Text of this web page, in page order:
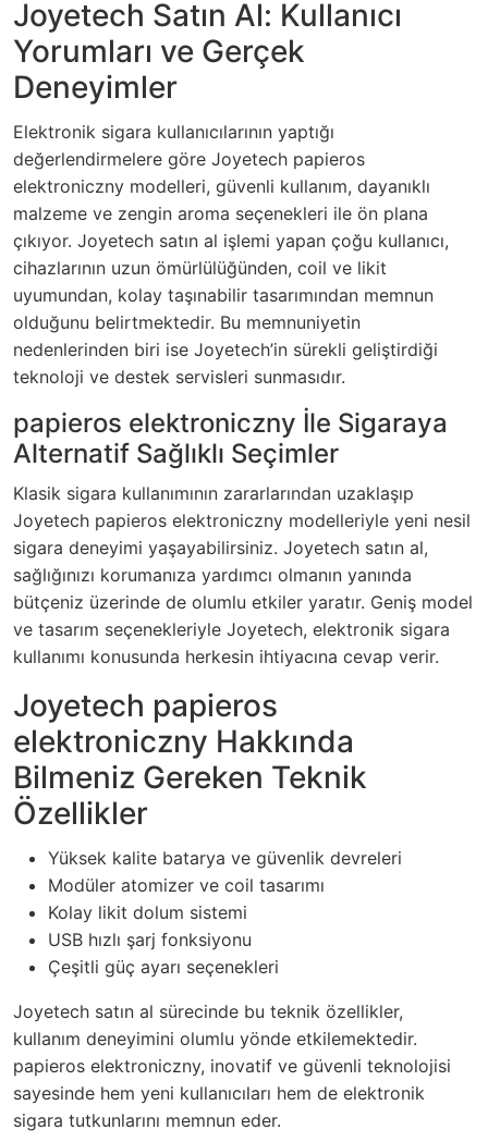
Joyetech Satın Al: Kullanıcı
Yorumları ve Gerçek
Deneyimler
Elektronik sigara kullanıcılarının yaptığı
değerlendirmelere göre Joyetech papieros
elektroniczny modelleri, güvenli kullanım, dayanıklı
malzeme ve zengin aroma seçenekleri ile ön plana
çıkıyor. Joyetech satın al işlemi yapan çoğu kullanıcı,
cihazlarının uzun ömürlülüğünden, coil ve likit
uyumundan, kolay taşınabilir tasarımından memnun
olduğunu belirtmektedir. Bu memnuniyetin
nedenlerinden biri ise Joyetech’in sürekli geliştirdiği
teknoloji ve destek servisleri sunmasıdır.
papieros elektroniczny İle Sigaraya
Alternatif Sağlıklı Seçimler
Klasik sigara kullanımının zararlarından uzaklaşıp
Joyetech papieros elektroniczny modelleriyle yeni nesil
sigara deneyimi yaşayabilirsiniz. Joyetech satın al,
sağlığınızı korumanıza yardımcı olmanın yanında
bütçeniz üzerinde de olumlu etkiler yaratır. Geniş model
ve tasarım seçenekleriyle Joyetech, elektronik sigara
kullanımı konusunda herkesin ihtiyacına cevap verir.
Joyetech papieros
elektroniczny Hakkında
Bilmeniz Gereken Teknik
Özellikler
Yüksek kalite batarya ve güvenlik devreleri
Modüler atomizer ve coil tasarımı
Kolay likit dolum sistemi
USB hızlı şarj fonksiyonu
Çeşitli güç ayarı seçenekleri
Joyetech satın al sürecinde bu teknik özellikler,
kullanım deneyimini olumlu yönde etkilemektedir.
papieros elektroniczny, inovatif ve güvenli teknolojisi
sayesinde hem yeni kullanıcıları hem de elektronik
sigara tutkunlarını memnun eder.